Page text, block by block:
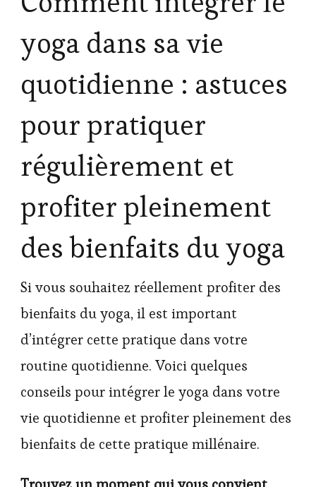
yoga dans sa vie
quotidienne : astuces
pour pratiquer
régulièrement et
profiter pleinement
des bienfaits du yoga
Si vous souhaitez réellement profiter des
bienfaits du yoga, il est important
d’intégrer cette pratique dans votre
routine quotidienne. Voici quelques
conseils pour intégrer le yoga dans votre
vie quotidienne et profiter pleinement des
bienfaits de cette pratique millénaire.